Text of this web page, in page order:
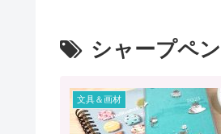
シャープペン
文具＆画材